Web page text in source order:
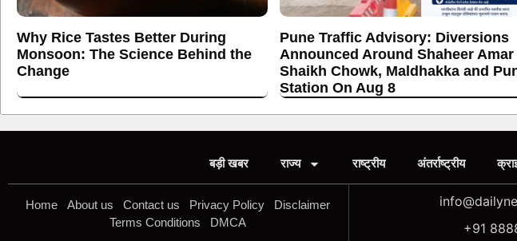
Why Rice Tastes Better During
Monsoon: The Science Behind the
Change
Pune Traffic Advisory: Diversions
Announced Around Shaheer Amar
Shaikh Chowk, Maldhakka and
Station On Aug 8
बड़ी खबर राज्य राष्ट्रीय अंतर्राष्ट्रीय
Home About us Contact us Privacy Policy
Disclaimer
Terms Conditions
DMCA
+91